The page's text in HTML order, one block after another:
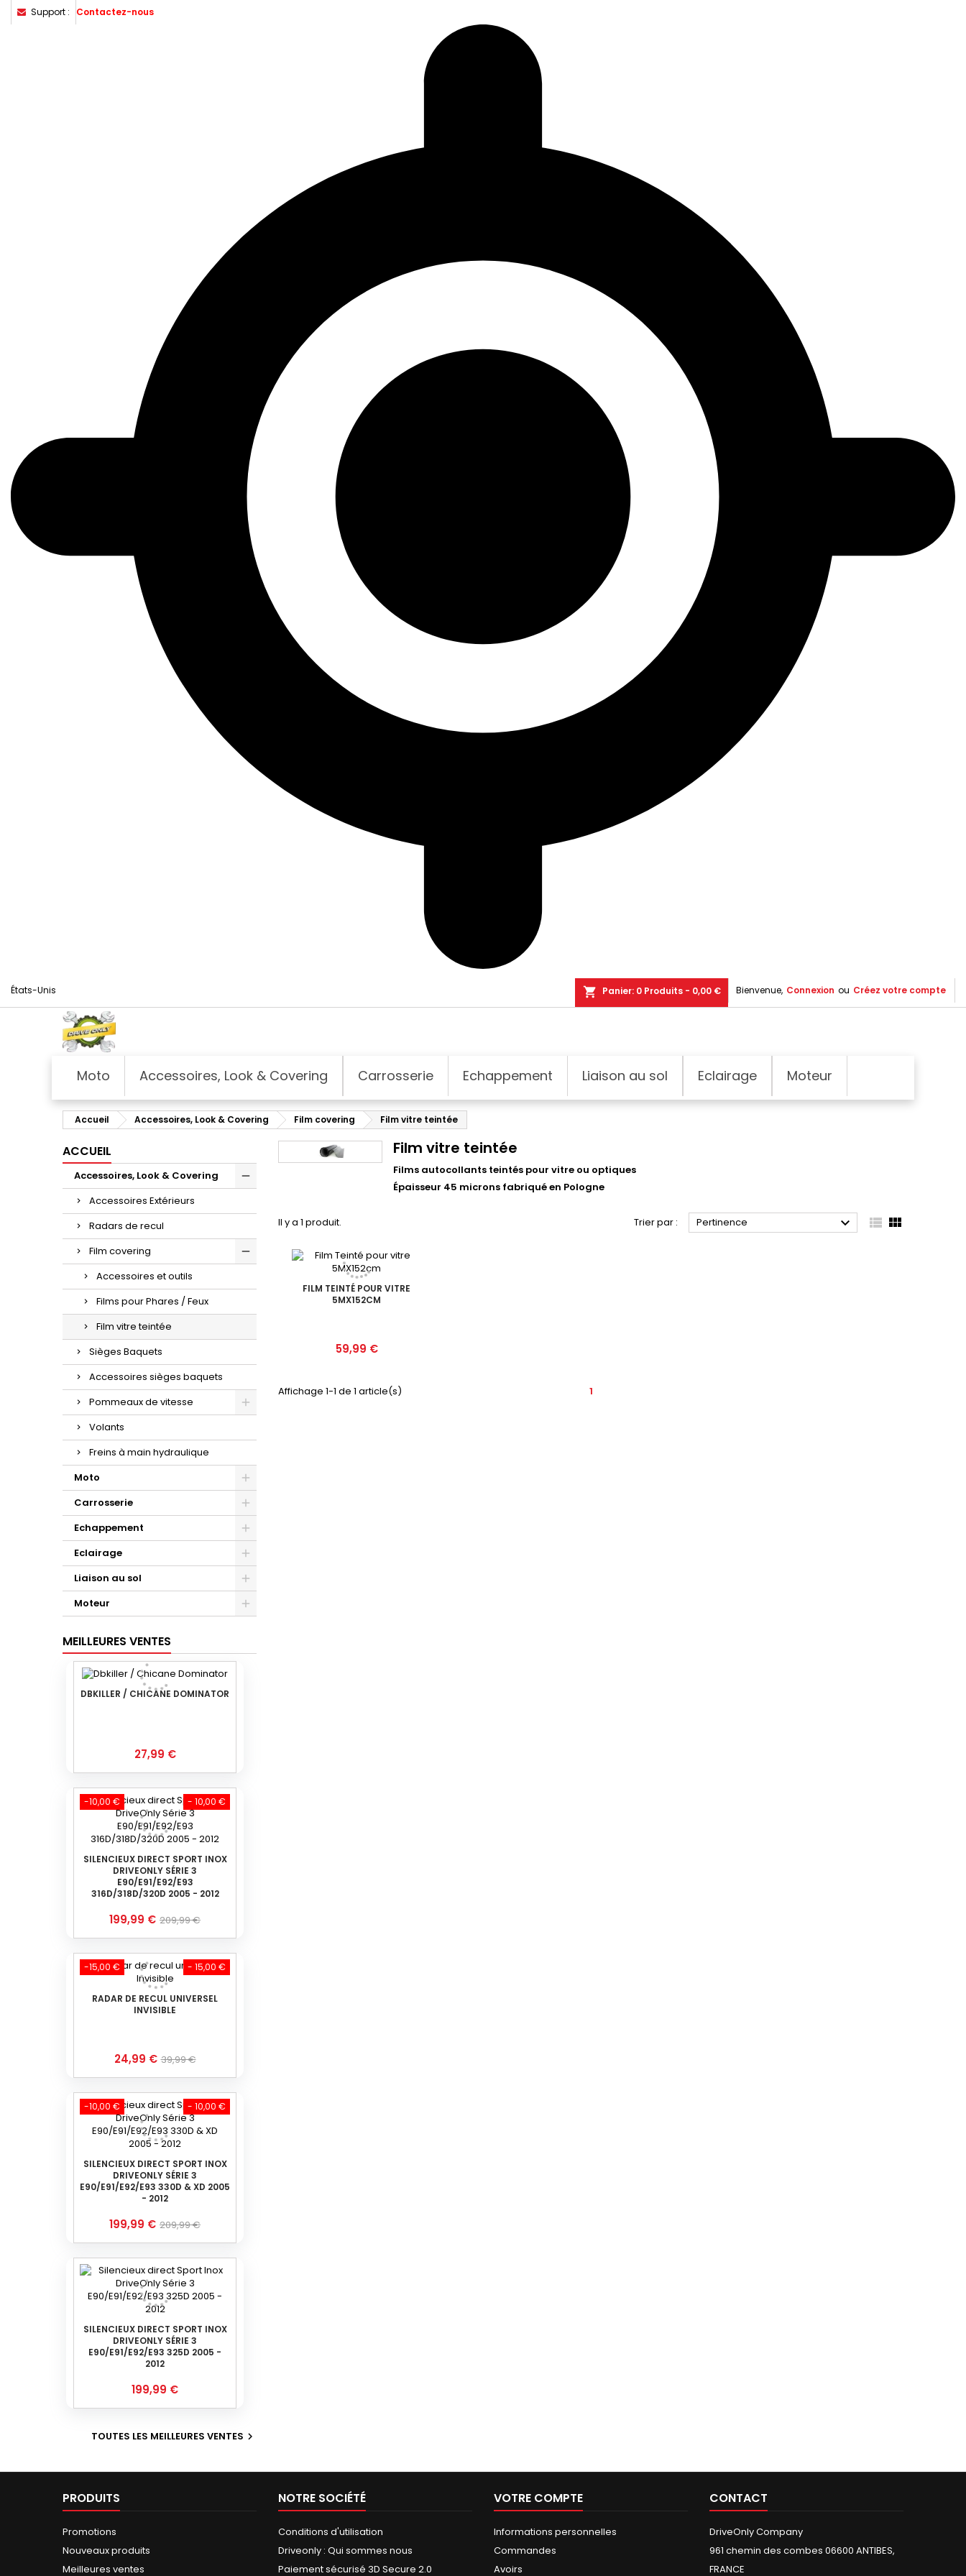
Support : Contactez-nous
États-Unis Bienvenue, Connexion ou Créez votre compte
shopping_cart Panier: 0 Produits - 0,00 €
Moto Accessoires, Look & Covering Carrosserie Echappement Liaison au sol Eclairage Moteur
Accueil Accessoires, Look & Covering Film covering Film vitre teintée
ACCUEIL
Accessoires, Look & Covering
Accessoires Extérieurs
Radars de recul
Film covering
Accessoires et outils
Films pour Phares / Feux
Film vitre teintée
Sièges Baquets
Accessoires sièges baquets
Pommeaux de vitesse
Volants
Freins à main hydraulique
Moto
Carrosserie
Echappement
Eclairage
Liaison au sol
Moteur
MEILLEURES VENTES
DBKILLER / CHICANE DOMINATOR
Prix
27,99 €
- 10,00 €
-10,00 €
SILENCIEUX DIRECT SPORT INOX
DRIVEONLY SÉRIE 3
E90/E91/E92/E93
316D/318D/320D 2005 - 2012
Prix
199,99 € Prix
de
base
209,99 €
- 15,00 €
-15,00 €
RADAR DE RECUL UNIVERSEL
INVISIBLE
Prix
24,99 € Prix
de
base
39,99 €
- 10,00 €
-10,00 €
SILENCIEUX DIRECT SPORT INOX
DRIVEONLY SÉRIE 3
E90/E91/E92/E93 330D & XD 2005
- 2012
Prix
199,99 € Prix
de
base
209,99 €
SILENCIEUX DIRECT SPORT INOX
DRIVEONLY SÉRIE 3
E90/E91/E92/E93 325D 2005 -
2012
Prix
199,99 €
TOUTES LES MEILLEURES VENTES 
Film vitre teintée
Films autocollants teintés pour vitre ou optiques
Épaisseur 45 microns fabriqué en Pologne
Il y a 1 produit. Trier par : Pertinence   
FILM TEINTÉ POUR VITRE
5MX152CM
Prix
59,99 €
Affichage 1-1 de 1 article(s) 1
PRODUITS
Promotions
Nouveaux produits
Meilleures ventes
NOTRE SOCIÉTÉ
Conditions d'utilisation
Driveonly : Qui sommes nous
Paiement sécurisé 3D Secure 2.0
VOTRE COMPTE
Informations personnelles
Commandes
Avoirs
CONTACT
DriveOnly Company
961 chemin des combes 06600 ANTIBES,
FRANCE